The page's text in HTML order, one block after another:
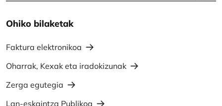
Ohiko bilaketak
Faktura elektronikoa
Oharrak, Kexak eta iradokizunak
Zerga egutegia
Lan-eskaintza Publikoa